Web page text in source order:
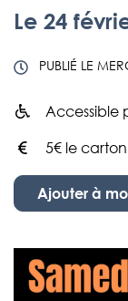
Le 24
PUBLIÉ LE
Infos utiles
Accessible
5€ le carton
Ajouter à